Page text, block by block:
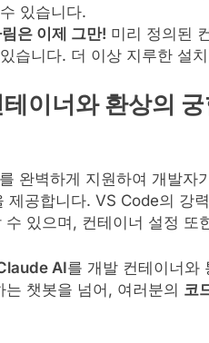
있습니다.
은 이제 그만! 미리 정의된
습니다. 더 이상 지루한 설
이너와 환상의
완벽하게 지원하여 개발자
공합니다. VS Code의 강
있으며, 컨테이너 설정 또
AI를 개발 컨테이너와
챗봇을 넘어, 여러분의 코